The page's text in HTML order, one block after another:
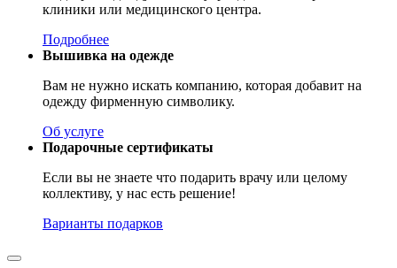
клиники или медицинского центра.
Подробнее
Вышивка на одежде
Вам не нужно искать компанию, которая добавит на
одежду фирменную символику.
Об услуге
Подарочные сертификаты
Если вы не знаете что подарить врачу или целому
коллективу, у нас есть решение!
Варианты подарков